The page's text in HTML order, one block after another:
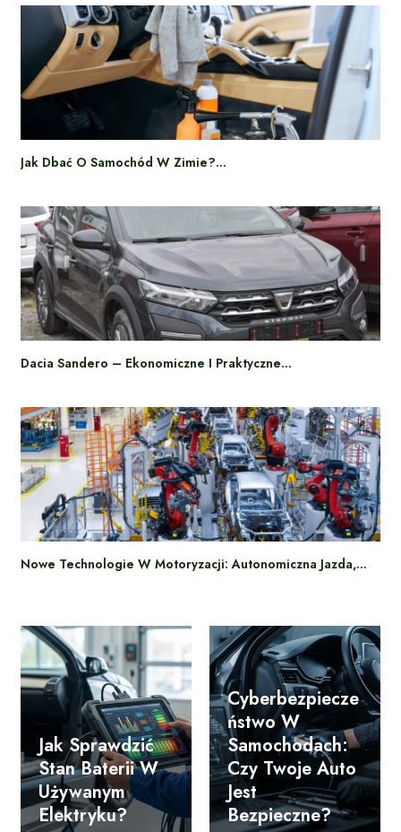
Jak Dbać O Samochód W Zimie?…
Dacia Sandero – Ekonomiczne I Praktyczne…
Nowe Technologie W Motoryzacji: Autonomiczna Jazda,…
Jak Sprawdzić
Stan Baterii W
Używanym
Elektryku?
Cyberbezpiecze
Ństwo W
Samochodach:
Czy Twoje Auto
Jest
Bezpieczne?